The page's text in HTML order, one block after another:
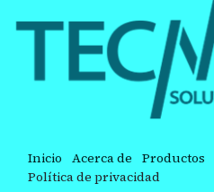
Inicio Acerca de Productos
Política de privacidad